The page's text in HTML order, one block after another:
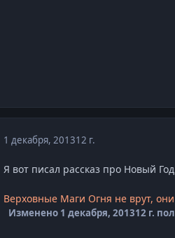
1 декабря, 201312 г.
Я вот писал рассказ про Новый
Верховные Маги Огня не врут,
Изменено 1 декабря, 201312 г.